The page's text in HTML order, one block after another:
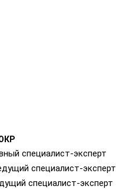
специалист-эксперт
специалист-эксперт
специалист-эксперт